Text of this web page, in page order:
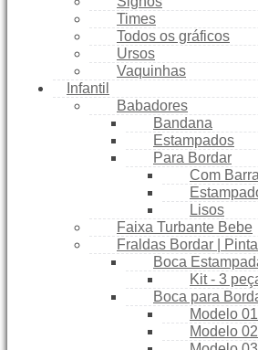
Times
Todos os gráficos
Ursos
Vaquinhas
Infantil
Babadores
Bandana
Estampados
Para Bordar
Com
Lisos
Faixa Turbante Bebe
Fraldas Bordar |
Boca
Kit - 3
Boca para
Modelo 01
Modelo 02